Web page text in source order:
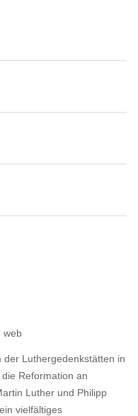
Luthergedenkstätten in
Reformation an
Luther und Philipp
vielfältiges